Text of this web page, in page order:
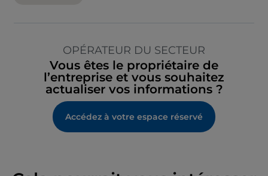
OPÉRATEUR DU SECTEUR
Vous êtes le propriétaire de
l’entreprise et vous souhaitez
actualiser vos informations ?
Accédez à votre espace réservé